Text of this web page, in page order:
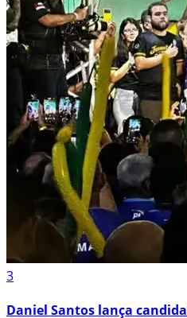
3
Daniel Santos lança